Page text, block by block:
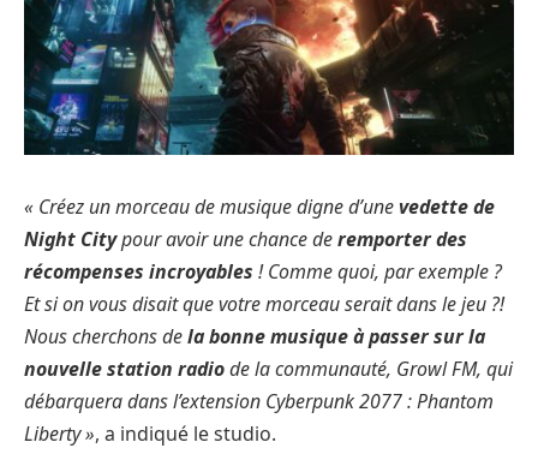
« Créez un morceau de musique digne d’unevedette de
Night Citypour avoir une chance deremporter des
récompenses incroyables ! Comme quoi, par exemple ?
Et si on vous disait que votre morceau serait dans le jeu ?!
Nous cherchons dela bonne musique à passer sur la
nouvelle station radiode la communauté, Growl FM, qui
débarquera dans l’extension Cyberpunk 2077 : Phantom
Liberty », a indiqué le studio.